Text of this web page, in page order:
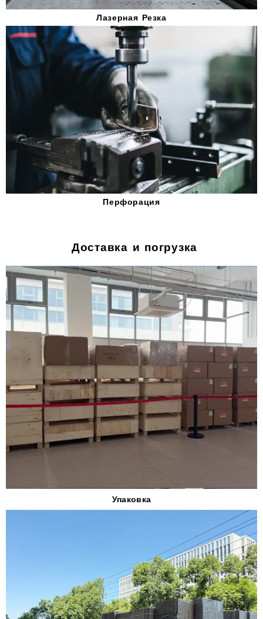
Лазерная Резка
Перфорация
Доставка и погрузка
Упаковка